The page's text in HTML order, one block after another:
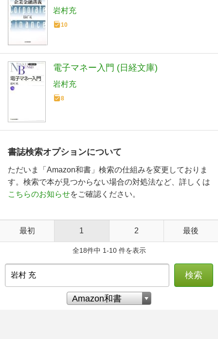
岩村充
10
電子マネー入門 (日経文庫)
岩村充
8
書誌検索オプションについて
ただいま「Amazon和書」検索の仕組みを変更しておりま
す。検索で本が見つからない場合の対処法など、詳しくは
こちらのお知らせをご確認ください。
最初 1 2 最後
全18件中 1-10 件を表示
検索